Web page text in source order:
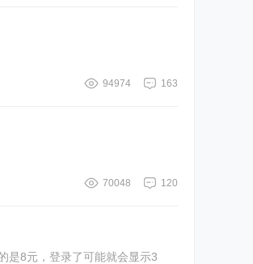
163
94974
120
70048